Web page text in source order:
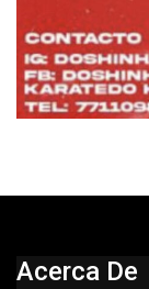
Acerca De